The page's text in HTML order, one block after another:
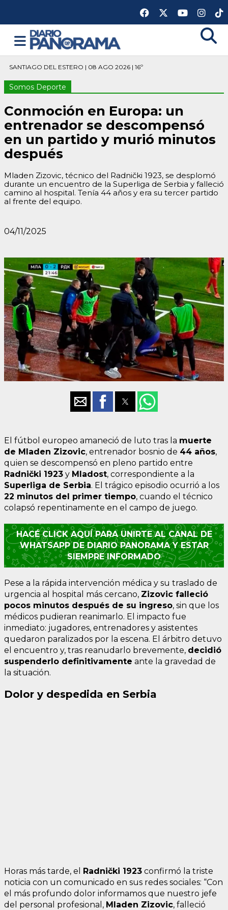
SANTIAGO DEL ESTERO | 08 AGO 2026 | 16º
Somos Deporte
Conmoción en Europa: un
entrenador se descompensó
en un partido y murió minutos
después
Mladen Zizovic, técnico del Radnički 1923, se desplomó
durante un encuentro de la Superliga de Serbia y falleció
camino al hospital. Tenía 44 años y era su tercer partido
al frente del equipo.
04/11/2025
El fútbol europeo amaneció de luto tras la muerte
de Mladen Zizovic, entrenador bosnio de 44 años,
quien se descompensó en pleno partido entre
Radnički 1923 y Mladost, correspondiente a la
Superliga de Serbia. El trágico episodio ocurrió a los
22 minutos del primer tiempo, cuando el técnico
colapsó repentinamente en el campo de juego.
HACÉ CLICK AQUÍ PARA UNIRTE AL CANAL DE
WHATSAPP DE DIARIO PANORAMA Y ESTAR
SIEMPRE INFORMADO
Pese a la rápida intervención médica y su traslado de
urgencia al hospital más cercano, Zizovic falleció
pocos minutos después de su ingreso, sin que los
médicos pudieran reanimarlo. El impacto fue
inmediato: jugadores, entrenadores y asistentes
quedaron paralizados por la escena. El árbitro detuvo
el encuentro y, tras reanudarlo brevemente, decidió
suspenderlo definitivamente ante la gravedad de
la situación.
Dolor y despedida en Serbia
Horas más tarde, el Radnički 1923 confirmó la triste
noticia con un comunicado en sus redes sociales: “Con
el más profundo dolor informamos que nuestro jefe
del personal profesional, Mladen Zizovic, falleció